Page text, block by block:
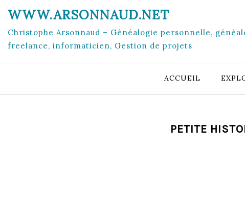
content
WWW.ARSONNAUD.NET
Christophe Arsonnaud – Généalogie personnelle,
freelance, informaticien, Gestion de projets
ACCUEIL
PETITE